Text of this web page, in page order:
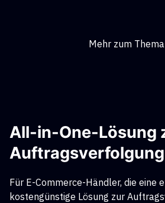
Mehr zum
All-in-One-Lösung
Auftragsverfolgung
Für E-Commerce-Händler, die eine
kostengünstige Lösung zur